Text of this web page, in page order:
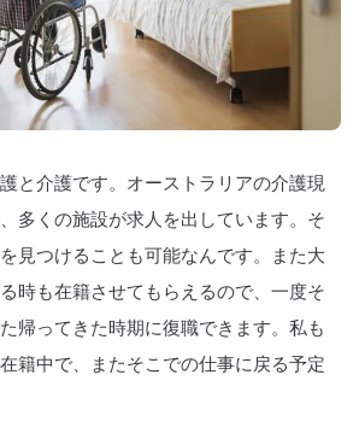
と介護です。オーストラリアの介護現
多くの施設が求人を出しています。そ
見つけることも可能なんです。また大
時も在籍させてもらえるので、一度そ
帰ってきた時期に復職できます。私も
籍中で、またそこでの仕事に戻る予定